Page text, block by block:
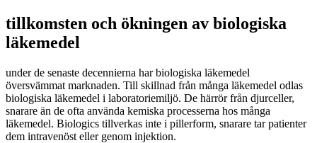
tillkomsten och ökningen av biologiska
läkemedel
under de senaste decennierna har biologiska läkemedel
översvämmat marknaden. Till skillnad från många läkemedel odlas
biologiska läkemedel i laboratoriemiljö. De härrör från djurceller,
snarare än de ofta använda kemiska processerna hos många
läkemedel. Biologics tillverkas inte i pillerform, snarare tar patienter
dem intravenöst eller genom injektion.